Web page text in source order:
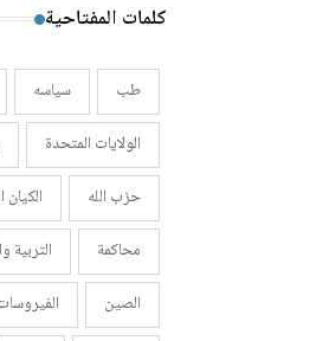
كلمات المفتاحية
طب سياسه
الولايات المتحدة
حزب الله
محاكمة
التربية
الصين